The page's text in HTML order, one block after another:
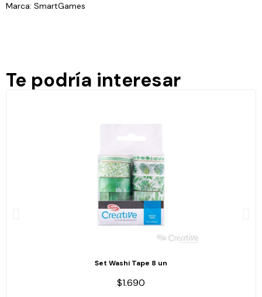
Marca: SmartGames
Te podría interesar
Set Washi Tape 8 un
$1.690